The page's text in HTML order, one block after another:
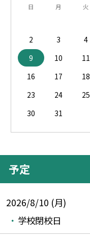
日 月 火
2
3 4
9
10 11
16
17 18
23
24 25
30
31
予定
2026/8/10 (月)
学校閉校日